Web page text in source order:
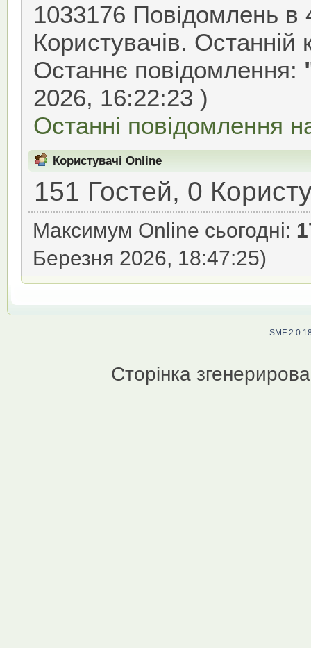
1033176 Повідомлень в
Користувачів. Останній
Останнє повідомлення:
2026, 16:22:23 )
Останні повідомлення
Користувачі Online
151 Гостей, 0
Максимум Online сьогодні:
Березня 2026, 18:47:25)
SMF
Сторінка